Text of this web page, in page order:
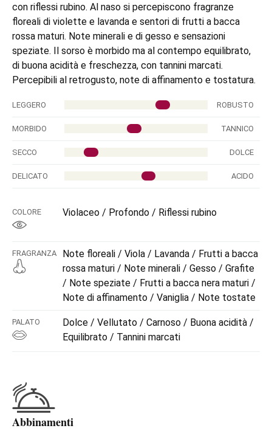
con riflessi rubino. Al naso si percepiscono fragranze
floreali di violette e lavanda e sentori di frutti a bacca
rossa maturi. Note minerali e di gesso e sensazioni
speziate. Il sorso è morbido ma al contempo equilibrato,
di buona acidità e freschezza, con tannini marcati.
Percepibili al retrogusto, note di affinamento e tostatura.
LEGGERO ROBUSTO
MORBIDO TANNICO
SECCO DOLCE
DELICATO ACIDO
COLORE Violaceo / Profondo / Riflessi rubino
FRAGRANZA
Note floreali / Viola / Lavanda / Frutti a bacca
rossa maturi / Note minerali / Gesso / Grafite
/ Note speziate / Frutti a bacca nera maturi /
Note di affinamento / Vaniglia / Note tostate
PALATO
Dolce / Vellutato / Carnoso / Buona acidità /
Equilibrato / Tannini marcati
Abbinamenti